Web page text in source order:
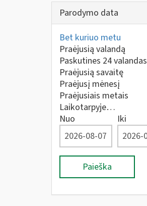
Parodymo data
Bet kuriuo metu
Praėjusią valandą
Paskutines 24 valandas
Praėjusią savaitę
Praėjusį mėnesį
Praėjusiais metais
Laikotarpyje…
Nuo
Iki
Paieška